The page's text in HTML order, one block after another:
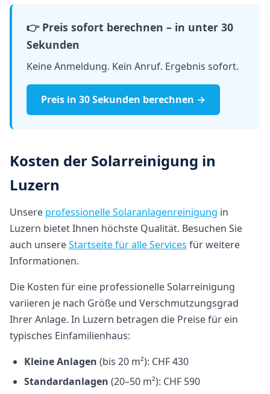
👉 Preis sofort berechnen – in unter 30
Sekunden
Keine Anmeldung. Kein Anruf. Ergebnis sofort.
Preis in 30 Sekunden berechnen →
Kosten der Solarreinigung in
Luzern
Unsere professionelle Solaranlagenreinigung in
Luzern bietet Ihnen höchste Qualität. Besuchen Sie
auch unsereStartseite für alle Services für weitere
Informationen.
Die Kosten für eine professionelle Solarreinigung
variieren je nach Größe und Verschmutzungsgrad
Ihrer Anlage. In Luzern betragen die Preise für ein
typisches Einfamilienhaus:
Kleine Anlagen (bis 20 m²): CHF 430
Standardanlagen (20–50 m²): CHF 590